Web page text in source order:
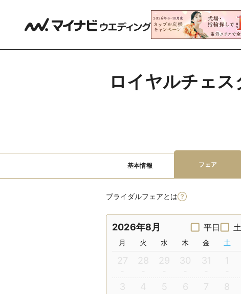
ロイヤルチェス
基本情報 フェア
ブライダルフェアとは
2026年8月 平日
月 火 水 木 金 土
27 28 29 30 31 1
3 4 5 6 7 8